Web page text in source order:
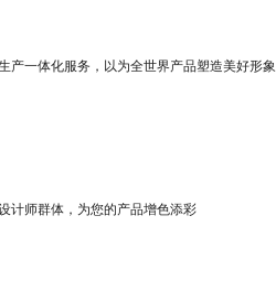
产一体化服务，以为全世界产品塑造美好形
计师群体，为您的产品增色添彩